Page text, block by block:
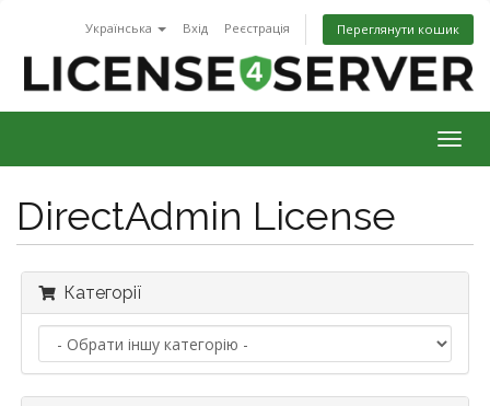
Українська Вхід Реєстрація Переглянути кошик
DirectAdmin License
Категорії